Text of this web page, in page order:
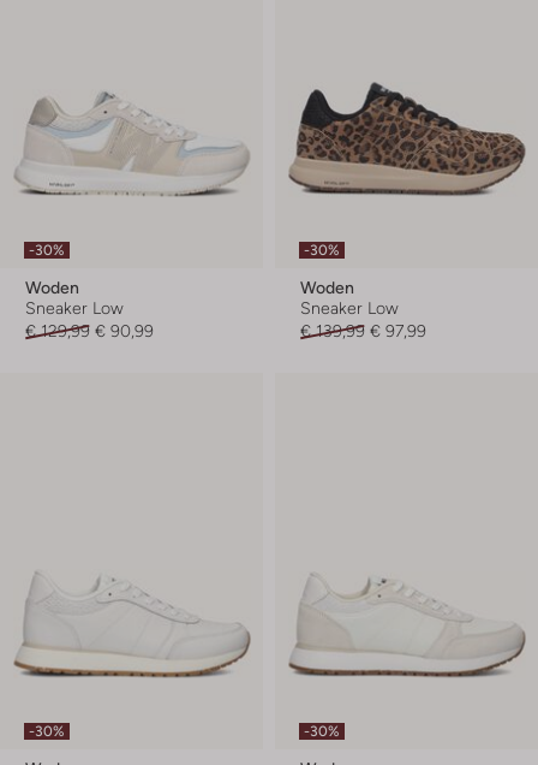
-30%
Woden
Sneaker Low
€ 129,99 € 90,99
-30%
Woden
Sneaker Low
€ 139,99 € 97,99
-30% -30%